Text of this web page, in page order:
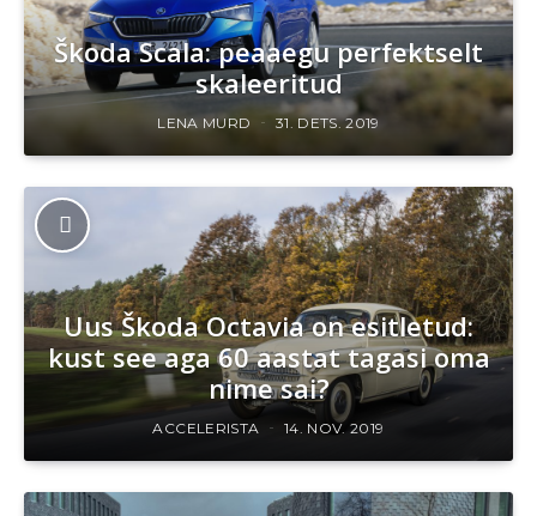
Škoda Scala: peaaegu perfektselt
skaleeritud
LENA MURD 31. DETS. 2019
Uus Škoda Octavia on esitletud:
kust see aga 60 aastat tagasi oma
nime sai?
ACCELERISTA 14. NOV. 2019